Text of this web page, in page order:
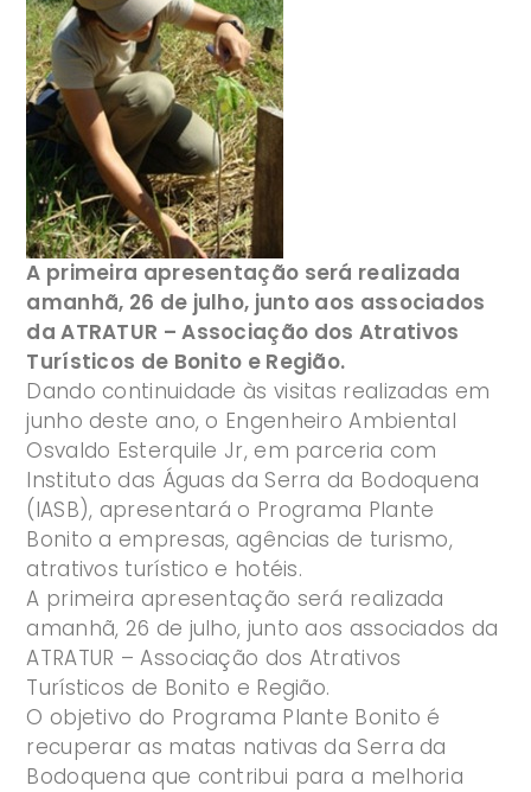
A primeira apresentação será realizada
amanhã, 26 de julho, junto aos associados
da ATRATUR – Associação dos Atrativos
Turísticos de Bonito e Região.
Dando continuidade às visitas realizadas em
junho deste ano, o Engenheiro Ambiental
Osvaldo Esterquile Jr, em parceria com
Instituto das Águas da Serra da Bodoquena
(IASB), apresentará o Programa Plante
Bonito a empresas, agências de turismo,
atrativos turístico e hotéis.
A primeira apresentação será realizada
amanhã, 26 de julho, junto aos associados da
ATRATUR – Associação dos Atrativos
Turísticos de Bonito e Região.
O objetivo do Programa Plante Bonito é
recuperar as matas nativas da Serra da
Bodoquena que contribui para a melhoria